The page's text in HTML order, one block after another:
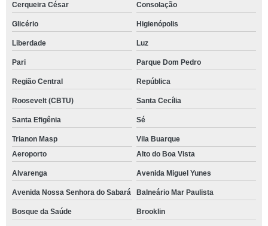
Cerqueira César Consolação
Glicério Higienópolis
Liberdade Luz
Pari Parque Dom Pedro
Região Central República
Roosevelt (CBTU) Santa Cecília
Santa Efigênia Sé
Trianon Masp
Vila Buarque
Aeroporto
Alto do Boa Vista
Alvarenga Avenida Miguel Yunes
Avenida Nossa Senhora do Sabará Balneário Mar Paulista
Bosque da Saúde Brooklin